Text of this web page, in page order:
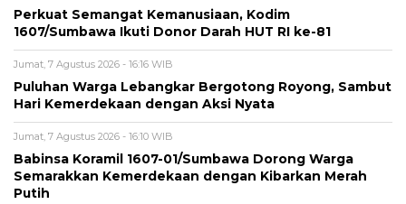
Perkuat Semangat Kemanusiaan, Kodim
1607/Sumbawa Ikuti Donor Darah HUT RI ke-81
Jumat, 7 Agustus 2026 - 16:16 WIB
Puluhan Warga Lebangkar Bergotong Royong, Sambut
Hari Kemerdekaan dengan Aksi Nyata
Jumat, 7 Agustus 2026 - 16:10 WIB
Babinsa Koramil 1607-01/Sumbawa Dorong Warga
Semarakkan Kemerdekaan dengan Kibarkan Merah
Putih